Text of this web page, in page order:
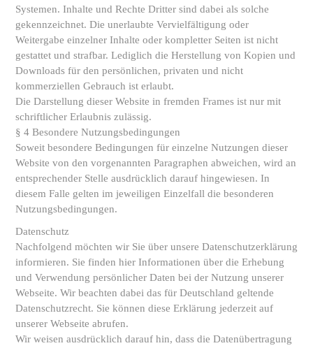
Systemen. Inhalte und Rechte Dritter sind dabei als solche
gekennzeichnet. Die unerlaubte Vervielfältigung oder
Weitergabe einzelner Inhalte oder kompletter Seiten ist nicht
gestattet und strafbar. Lediglich die Herstellung von Kopien und
Downloads für den persönlichen, privaten und nicht
kommerziellen Gebrauch ist erlaubt.
Die Darstellung dieser Website in fremden Frames ist nur mit
schriftlicher Erlaubnis zulässig.
§ 4 Besondere Nutzungsbedingungen
Soweit besondere Bedingungen für einzelne Nutzungen dieser
Website von den vorgenannten Paragraphen abweichen, wird an
entsprechender Stelle ausdrücklich darauf hingewiesen. In
diesem Falle gelten im jeweiligen Einzelfall die besonderen
Nutzungsbedingungen.
Datenschutz
Nachfolgend möchten wir Sie über unsere Datenschutzerklärung
informieren. Sie finden hier Informationen über die Erhebung
und Verwendung persönlicher Daten bei der Nutzung unserer
Webseite. Wir beachten dabei das für Deutschland geltende
Datenschutzrecht. Sie können diese Erklärung jederzeit auf
unserer Webseite abrufen.
Wir weisen ausdrücklich darauf hin, dass die Datenübertragung